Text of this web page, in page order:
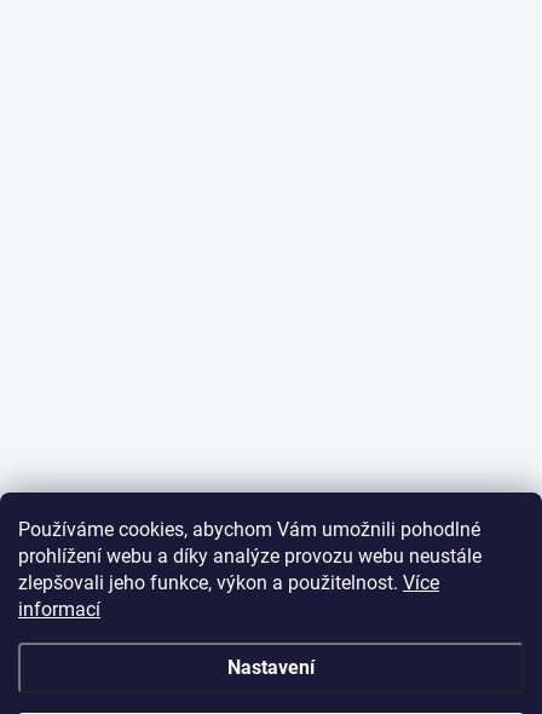
Používáme cookies, abychom Vám umožnili pohodlné
prohlížení webu a díky analýze provozu webu neustále
zlepšovali jeho funkce, výkon a použitelnost. Více
informací
Nastavení